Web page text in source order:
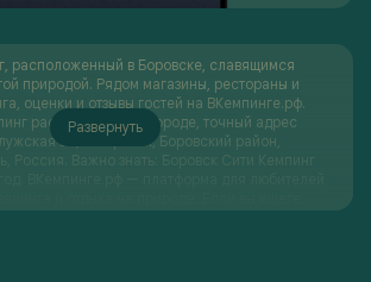
Развернуть
расположенный в Боровске, славящимся
природой. Рядом магазины, рестораны и
оценки и отзывы гостей на ВКемпинге.рф.
располагается в городе, точный адрес
22, г. Боровск, Боровский район,
Россия. Важно знать: Боровск Сити Кемпинг